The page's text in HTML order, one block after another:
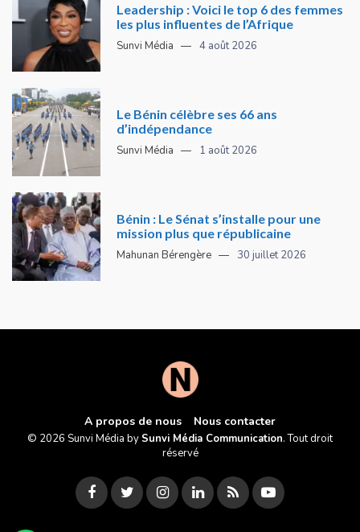
Leadership : Voici le top 6 des femmes
les plus influentes de l’Afrique
Sunvi Média 4 août 2026
Le Bénin célèbre ses 66 ans
d’indépendance
Sunvi Média 1 août 2026
Bénin : Le Sénat s’installe pour une
mission plus que républicaine
Mahunan Bérengère 30 juillet 2026
A propos de nous Nous contacter
© 2026 Sunvi Média by Sunvi Média Communication. Tout droit
réservé